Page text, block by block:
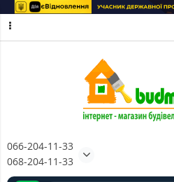
066-204-11-33
068-204-11-33